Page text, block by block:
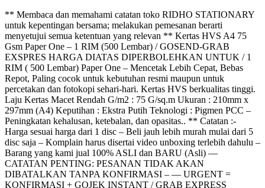
** Membaca dan memahami catatan toko RIDHO STATIONARY
untuk kepentingan bersama; melakukan pemesanan berarti
menyetujui semua ketentuan yang relevan ** Kertas HVS A4 75
Gsm Paper One – 1 RIM (500 Lembar) / GOSEND-GRAB
EXSPRES HARGA DIATAS DIPERBOLEHKAN UNTUK / 1
RIM ( 500 Lembar) Paper One – Mencetak Lebih Cepat, Bebas
Repot, Paling cocok untuk kebutuhan resmi maupun untuk
percetakan dan fotokopi sehari-hari. Kertas HVS berkualitas tinggi.
Laju Kertas Macet Rendah G/m2 : 75 G/sq.m Ukuran : 210mm x
297mm (A4) Keputihan : Ekstra Putih Teknologi : Pigmen PCC –
Peningkatan kehalusan, ketebalan, dan opasitas.. ** Catatan :-
Harga sesuai harga dari 1 disc – Beli jauh lebih murah mulai dari 5
disc saja – Komplain harus disertai video unboxing terlebih dahulu –
Barang yang kami jual 100% ASLI dan BARU (Asli) —
CATATAN PENTING: PESANAN TIDAK AKAN
DIBATALKAN TANPA KONFIRMASI – — URGENT =
KONFIRMASI + GOJEK INSTANT / GRAB EXPRESS